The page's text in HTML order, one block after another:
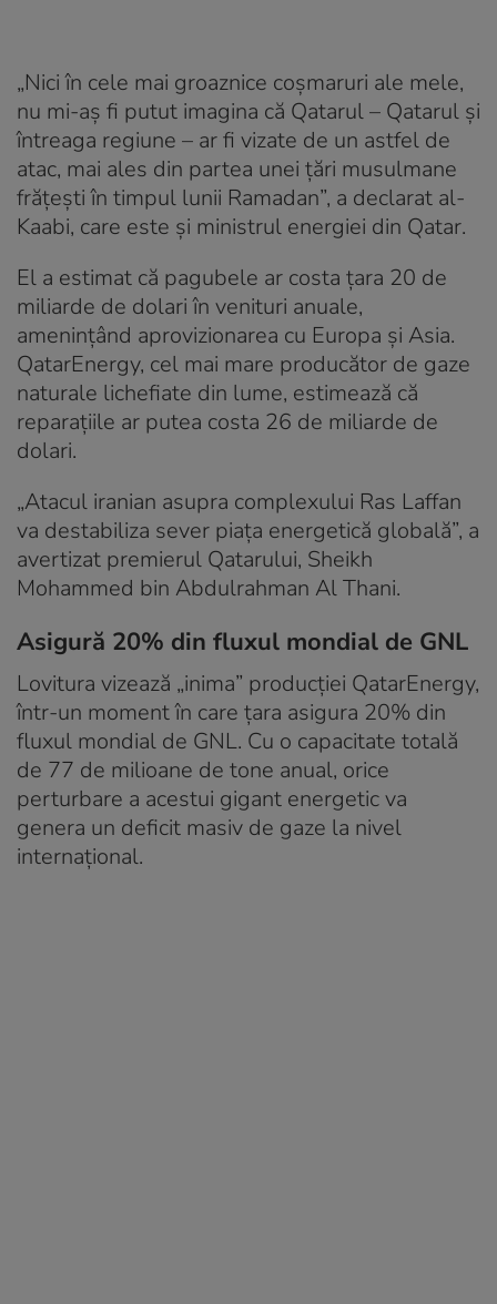
„Nici în cele mai groaznice coșmaruri ale mele,
nu mi-aș fi putut imagina că Qatarul – Qatarul și
întreaga regiune – ar fi vizate de un astfel de
atac, mai ales din partea unei țări musulmane
frățești în timpul lunii Ramadan”, a declarat al-
Kaabi, care este și ministrul energiei din Qatar.
El a estimat că pagubele ar costa țara 20 de
miliarde de dolari în venituri anuale,
amenințând aprovizionarea cu Europa și Asia.
QatarEnergy, cel mai mare producător de gaze
naturale lichefiate din lume, estimează că
reparațiile ar putea costa 26 de miliarde de
dolari.
„Atacul iranian asupra complexului Ras Laffan
va destabiliza sever piața energetică globală”, a
avertizat premierul Qatarului, Sheikh
Mohammed bin Abdulrahman Al Thani.
Asigură 20% din fluxul mondial de GNL
Lovitura vizează „inima” producției QatarEnergy,
într-un moment în care țara asigura 20% din
fluxul mondial de GNL. Cu o capacitate totală
de 77 de milioane de tone anual, orice
perturbare a acestui gigant energetic va
genera un deficit masiv de gaze la nivel
internațional.